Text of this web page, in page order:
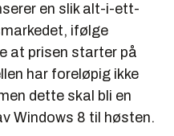
en slik alt-i-ett-
ifølge
at prisen starter på
har foreløpig ikke
dette skal bli en
Windows 8 til høsten.